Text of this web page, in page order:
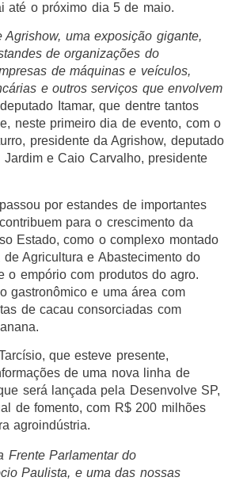
até o próximo dia 5 de maio.
Agrishow, uma exposição gigante,
de organizações do
de máquinas e veículos,
e outros serviços que envolvem
Itamar, que dentre tantos
neste primeiro dia de evento, com o
presidente da Agrishow, deputado
Jardim e Caio Carvalho, presidente
por estandes de importantes
para o crescimento da
Estado, como o complexo montado
de Agricultura e Abastecimento do
o empório com produtos do agro.
gastronômico e uma área com
de cacau consorciadas com
que esteve presente,
de uma nova linha de
será lançada pela Desenvolve SP,
de fomento, com R$ 200 milhões
agroindústria.
Frente Parlamentar do
Paulista, e uma das nossas